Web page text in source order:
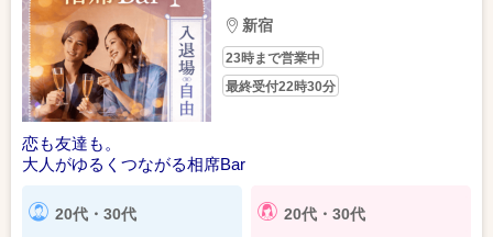
新宿
23時まで営業中
最終受付22時30分
恋も友達も。
大人がゆるくつながる相席Bar
20代・30代 20代・30代